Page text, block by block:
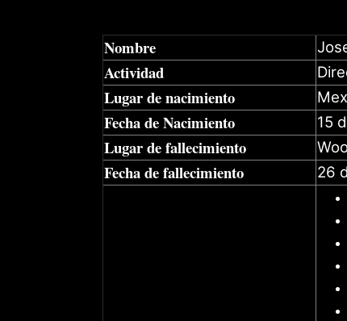
Nombre
Actividad
Lugar de nacimiento
Fecha de Nacimiento 15
Lugar de fallecimiento
Fecha de fallecimiento 26